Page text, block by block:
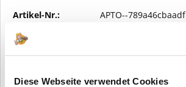
Diese Webseite verwendet Cookies
Artikel-Nr.: APTO--789a46cbaadf
Vorteile